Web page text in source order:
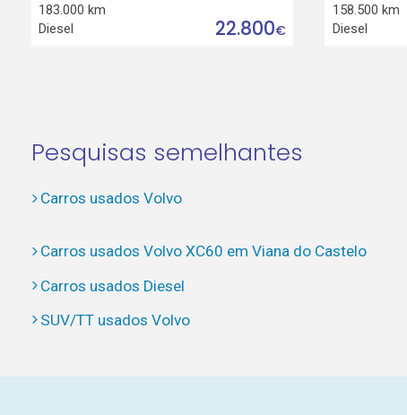
183.000 km
Diesel
22.800€
158.500 km
Diesel
Pesquisas semelhantes
Carros usados Volvo
Carros usados Volvo XC60 em Viana do Castelo
Carros usados Diesel
SUV/TT usados Volvo